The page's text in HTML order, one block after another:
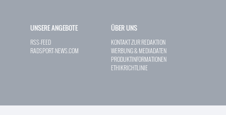
UNSERE ANGEBOTE
RSS-FEED
RADSPORT-NEWS.COM
ÜBER UNS
KONTAKT ZUR REDAKTION
WERBUNG & MEDIADATEN
PRODUKTINFORMATIONEN
ETHIKRICHTLINIE